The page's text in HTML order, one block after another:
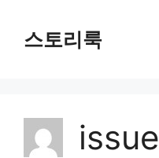
content스토리룩
issue